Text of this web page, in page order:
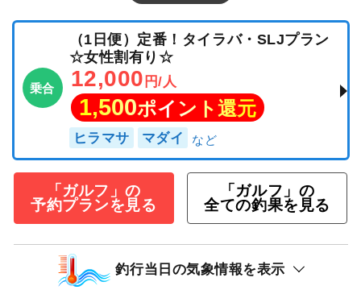
乗合
（1日便）定番！タイラバ・SLJプラン
☆女性割有り☆
12,000 円/人
1,500ポイント還元
ヒラマサ マダイ
「ガルフ」の
予約プランを見る
「ガルフ」の
全ての釣果を見る
釣行当日の気象情報を表示